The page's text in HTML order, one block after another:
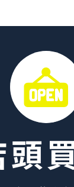
頭